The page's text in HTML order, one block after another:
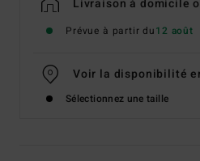
Livraison à domicile
Prévue à partir du12 août
Voir la disponibilité
Sélectionnez une taille